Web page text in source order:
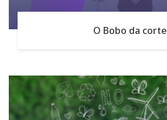
O Bobo da corte